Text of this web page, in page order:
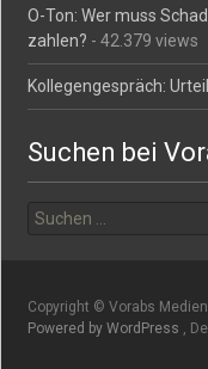
O-Ton: Wer muss
zahlen? - 42.379 views
Kollegengespräch:
Suchen bei
nach:
Copyright © Vorabs
Powered by WordPress
,